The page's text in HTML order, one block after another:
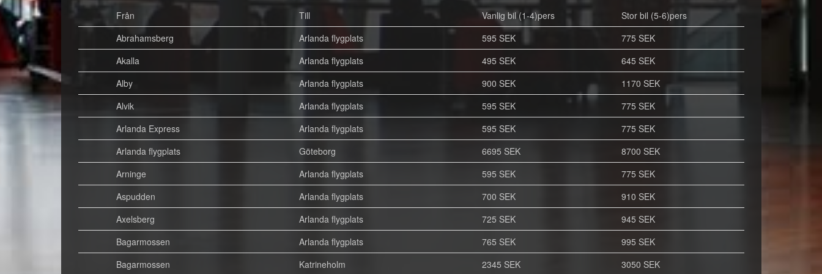
Från Till Vanlig bil (1-4)pers
Stor bil (5-6)pers
Abrahamsberg
Arlanda flygplats 595 SEK
775 SEK
Akalla
Arlanda flygplats 495 SEK
645 SEK
Alby
Arlanda flygplats 900 SEK
1170 SEK
Alvik
Arlanda flygplats 595 SEK
775 SEK
Arlanda Express
Arlanda flygplats 595 SEK
775 SEK
Arlanda flygplats
Göteborg 6695 SEK
8700 SEK
Arninge
Arlanda flygplats 595 SEK
775 SEK
Aspudden
Arlanda flygplats 700 SEK
910 SEK
Axelsberg
Arlanda flygplats 725 SEK
945 SEK
Bagarmossen
Arlanda flygplats 765 SEK
995 SEK
Bagarmossen
Katrineholm 2345 SEK 3050 SEK